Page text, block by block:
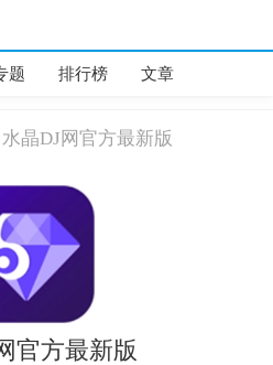
题 排行榜 文章
水晶DJ网官方最新版
官方最新版